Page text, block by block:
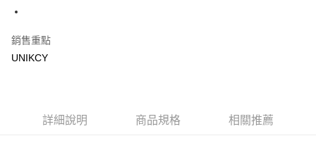
Google Pay
銷售重點
UNIKCY
詳細說明 商品規格 相關推薦